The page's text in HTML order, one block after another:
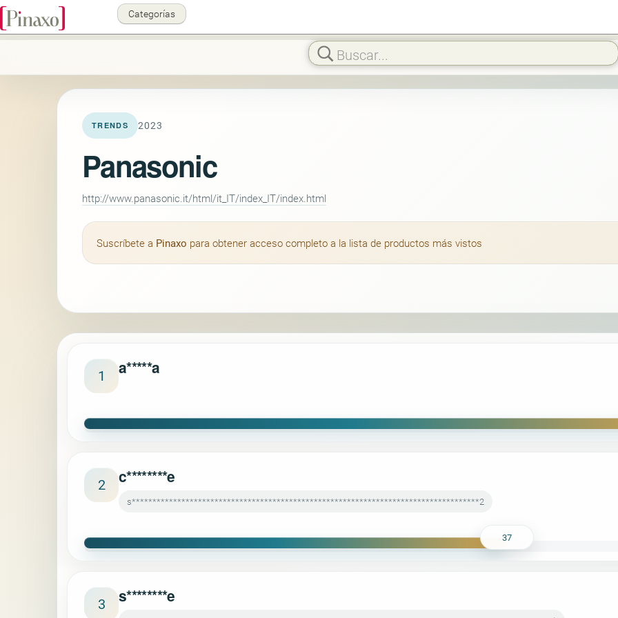
Categorías
TRENDS 2023
Panasonic
http://www.panasonic.it/html/it_IT/index_IT/index.html
Suscríbete a Pinaxo para obtener acceso completo a la lista de productos más vistos
1 a*****a
2 c********e
s************************************************************************************2
37
3 s********e